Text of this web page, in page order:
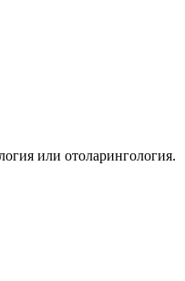
или отоларингология.